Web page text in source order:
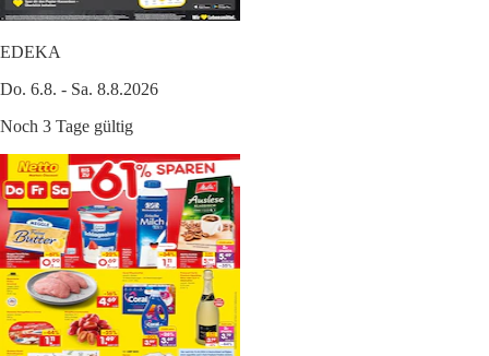
EDEKA
Do. 6.8. - Sa. 8.8.2026
Noch 3 Tage gültig